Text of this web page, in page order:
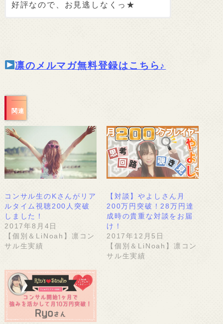
好評なので、お見逃しなくっ★
凛のメルマガ無料登録はこちら♪
関連
コンサル生のKさんがリア
ルタイム視聴200人突破
しました！
2017年8月4日
【個別＆LiNoah】凛コン
サル生実績
【対談】やよしさん月
200万円突破！28万円達
成時の貴重な対談をお届
け！
2017年12月5日
【個別＆LiNoah】凛コン
サル生実績